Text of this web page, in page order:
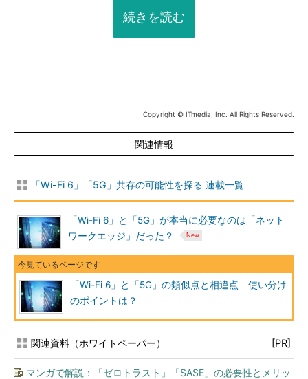
続きを読む
Copyright © ITmedia, Inc. All Rights Reserved.
関連情報
「Wi-Fi 6」「5G」共存の可能性を探る 連載一覧
「Wi-Fi 6」と「5G」が本当に必要なのは「ネット
ワークエッジ」だった？
「Wi-Fi 6」と「5G」の類似点と相違点 使い分け
のポイントは？
関連資料（ホワイトペーパー） [PR]
マンガで解説：「ゼロトラスト」「SASE」の必要性とメリッ